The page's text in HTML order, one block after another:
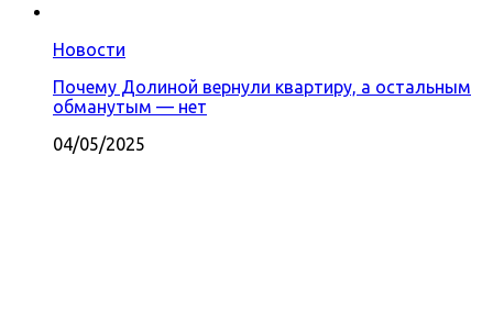
Новости
Почему Долиной вернули квартиру, а остальным
обманутым — нет
04/05/2025